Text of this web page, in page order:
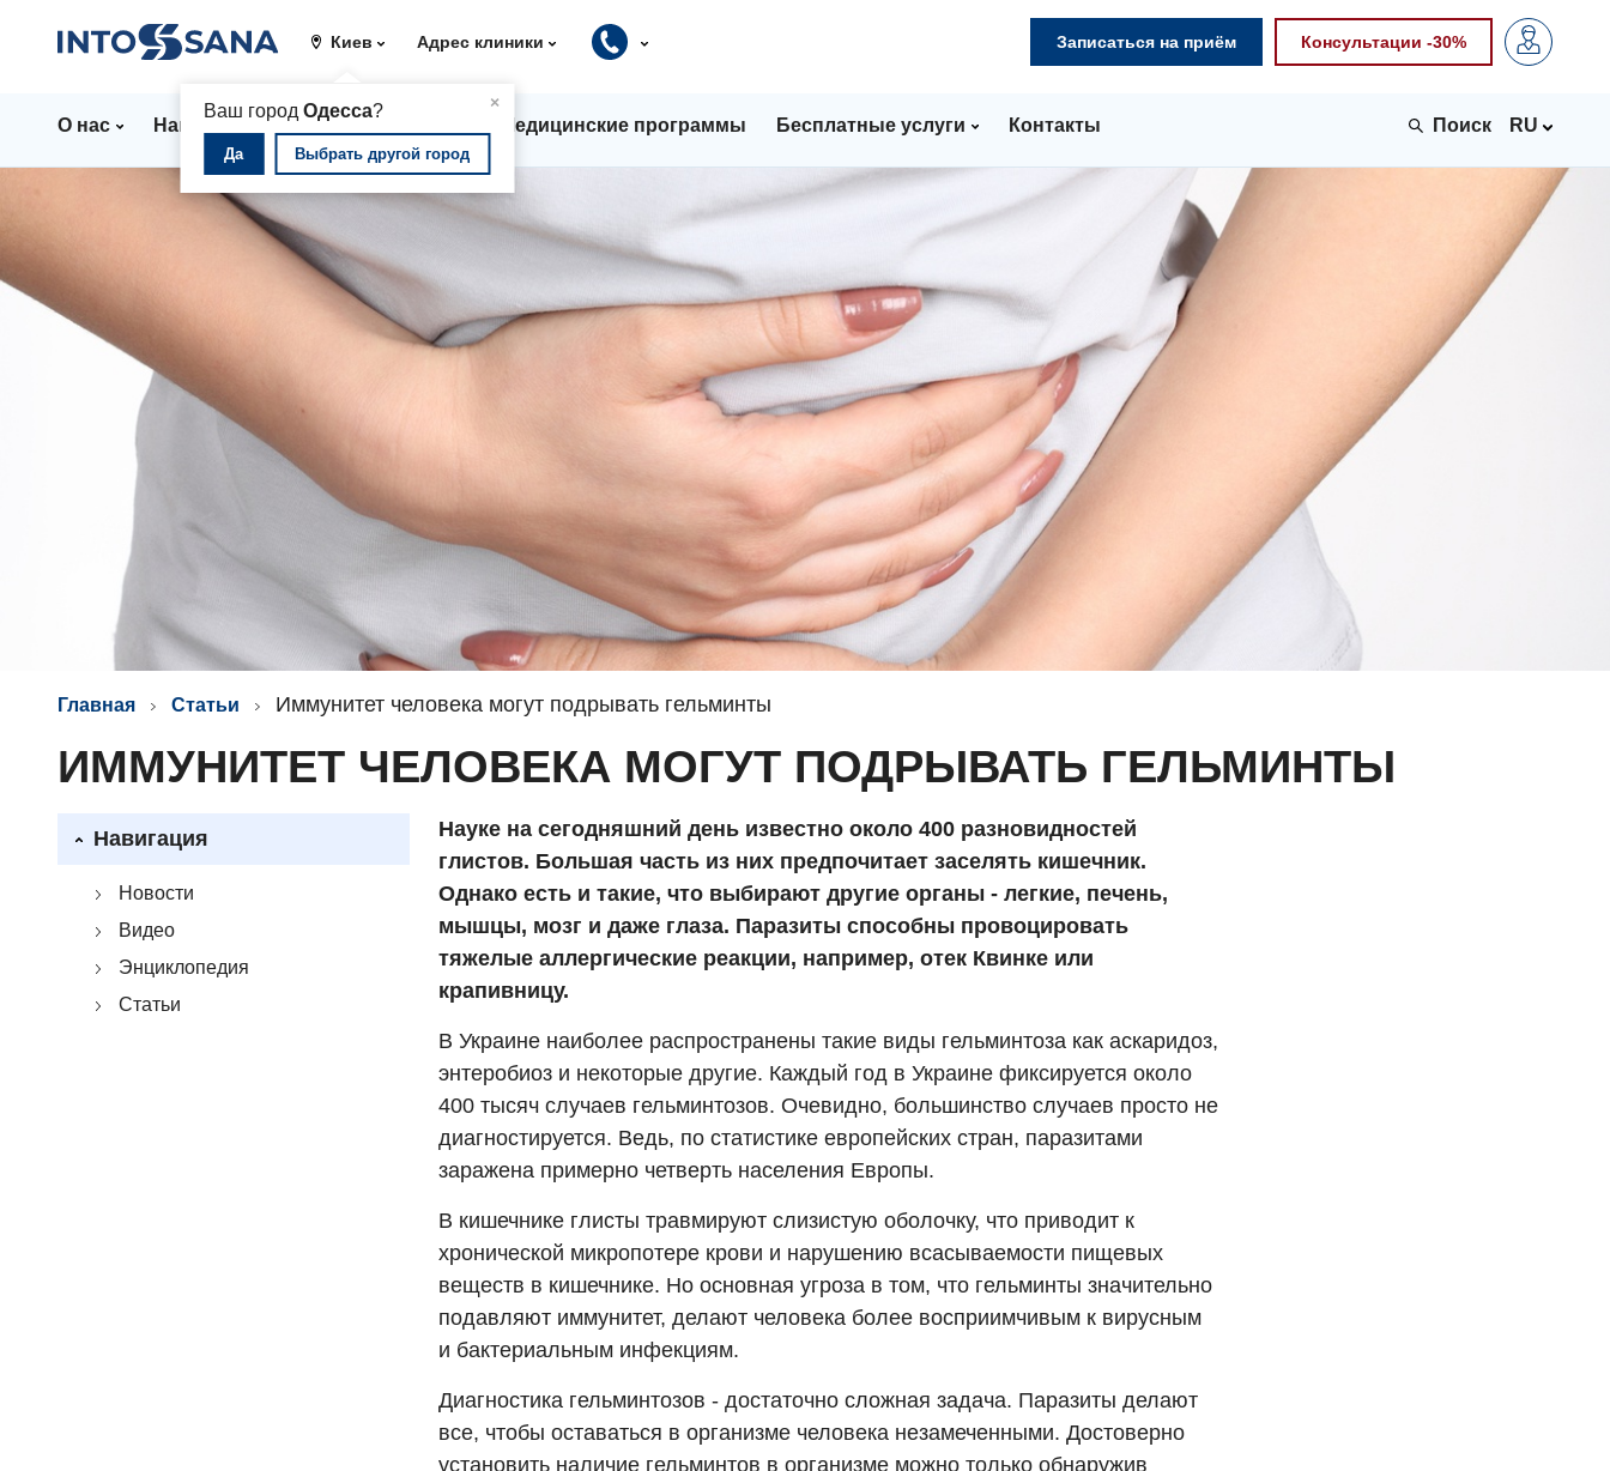
Киев
×
Ваш городОдесса?
Да Выбрать другой город
Адрес клиники Записаться на приём Консультации -30%
О нас Направления Цены Медицинские программы Бесплатные услуги Контакты RU
Главная Статьи Иммунитет человека могут подрывать гельминты
ИММУНИТЕТ ЧЕЛОВЕКА МОГУТ ПОДРЫВАТЬ ГЕЛЬМИНТЫ
Навигация
Новости
Видео
Энциклопедия
Статьи
Науке на сегодняшний день известно около 400 разновидностей
глистов. Большая часть из них предпочитает заселять кишечник.
Однако есть и такие, что выбирают другие органы - легкие, печень,
мышцы, мозг и даже глаза. Паразиты способны провоцировать
тяжелые аллергические реакции, например, отек Квинке или
крапивницу.
В Украине наиболее распространены такие виды гельминтоза как аскаридоз,
энтеробиоз и некоторые другие. Каждый год в Украине фиксируется около
400 тысяч случаев гельминтозов. Очевидно, большинство случаев просто не
диагностируется. Ведь, по статистике европейских стран, паразитами
заражена примерно четверть населения Европы.
В кишечнике глисты травмируют слизистую оболочку, что приводит к
хронической микропотере крови и нарушению всасываемости пищевых
веществ в кишечнике. Но основная угроза в том, что гельминты значительно
подавляют иммунитет, делают человека более восприимчивым к вирусным
и бактериальным инфекциям.
Диагностика гельминтозов - достаточно сложная задача. Паразиты делают
все, чтобы оставаться в организме человека незамеченными. Достоверно
установить наличие гельминтов в организме можно только обнаружив